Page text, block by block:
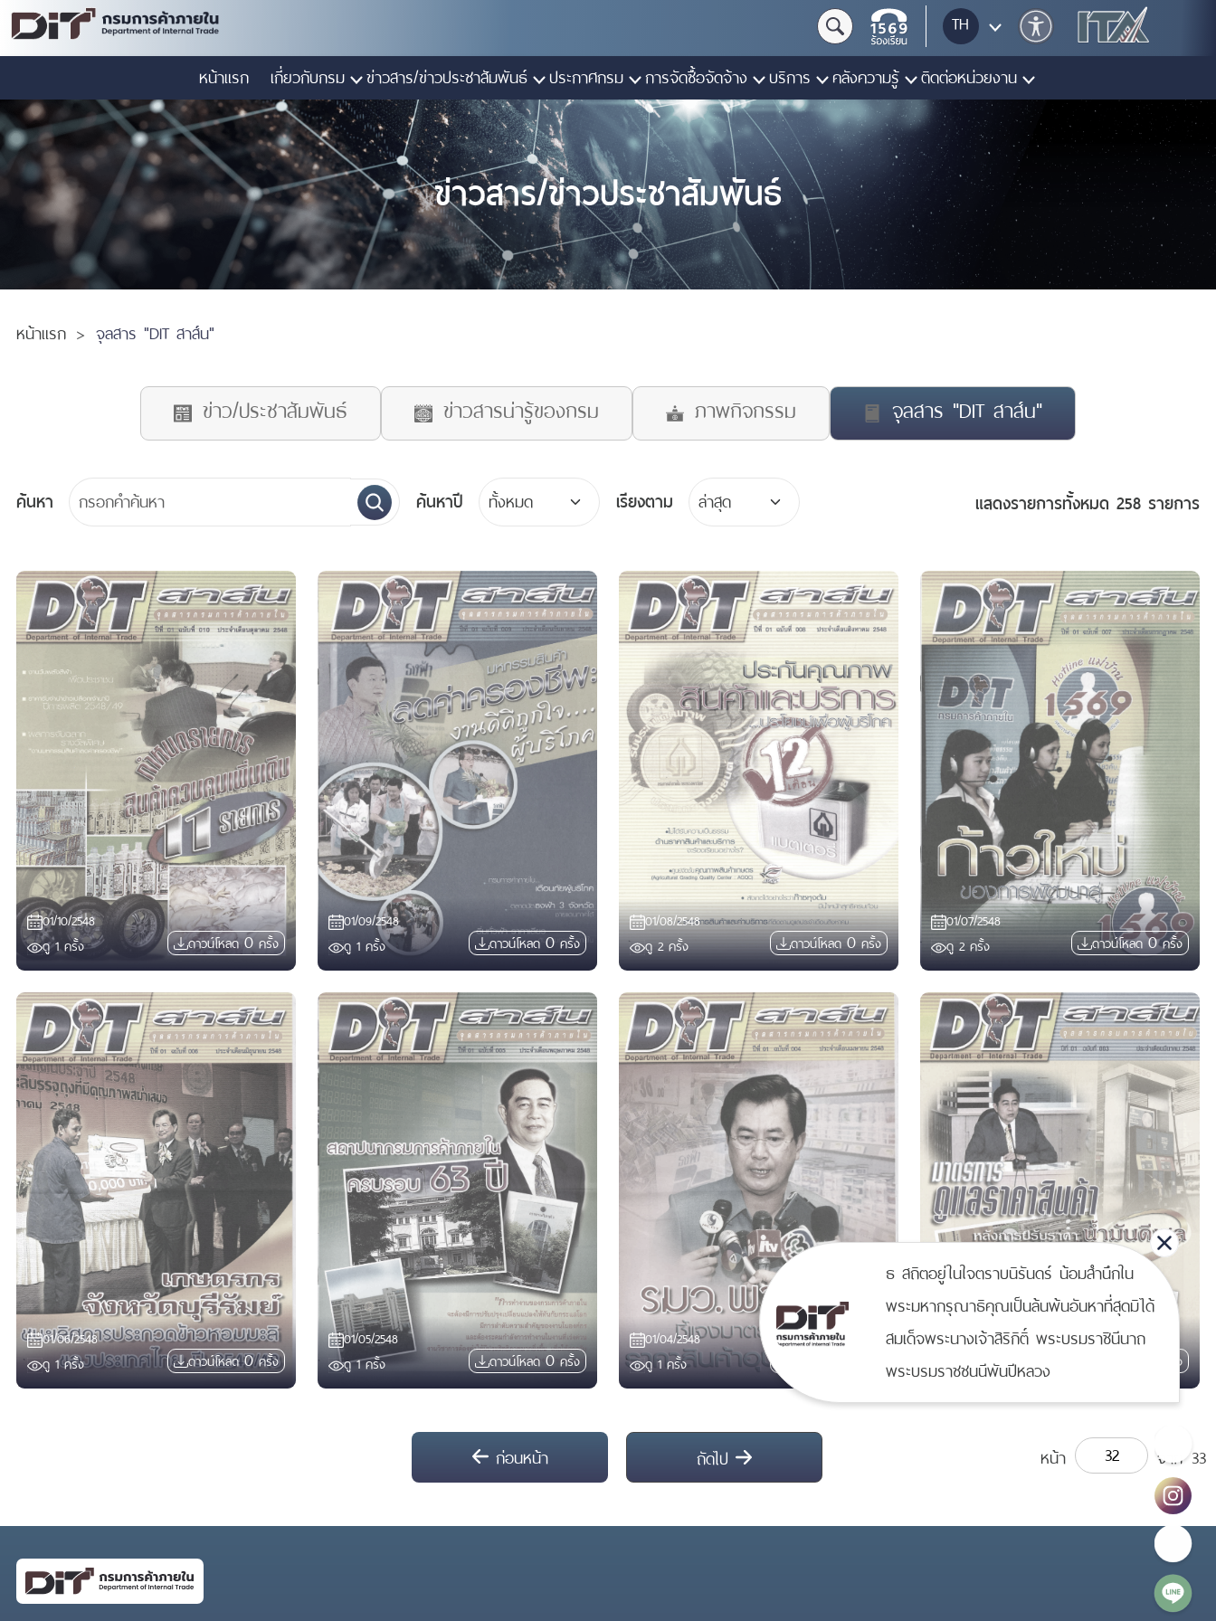
TH
หน้าแรก
เกี่ยวกับกรม ข่าวสาร/ข่าวประชาสัมพันธ์ ประกาศกรม การจัดซื้อจัดจ้าง บริการ คลังความรู้ ติดต่อหน่วยงาน
ข่าวสาร/ข่าวประชาสัมพันธ์
หน้าแรก จุลสาร "DIT สาส์น"
ข่าว/ประชาสัมพันธ์ ข่าวสารน่ารู้ของกรม ภาพกิจกรรม จุลสาร "DIT สาส์น"
ค้นหา ค้นหาปี เรียงตาม แสดงรายการทั้งหมด 258 รายการ
01/10/2548
ดู1ครั้ง ดาวน์โหลด0ครั้ง
01/09/2548
ดู 1 ครั้ง ดาวน์โหลด0ครั้ง
01/08/2548
ดู2ครั้ง ดาวน์โหลด0ครั้ง
01/07/2548
ดู2ครั้ง ดาวน์โหลด0ครั้ง
01/06/2548
ดู1ครั้ง ดาวน์โหลด0ครั้ง
01/05/2548
ดู1ครั้ง ดาวน์โหลด0ครั้ง
01/04/2548
ดู1ครั้ง
01/03/2548
ดู2ครั้ง ครั้ง
ก่อนหน้า ถัดไป หน้า จาก 33
ธ สถิตอยู่ในใจตราบนิรันดร์ น้อมสำนึกใน
พระมหากรุณาธิคุณเป็นล้นพ้นอันหาที่สุดมิได้
สมเด็จพระนางเจ้าสิริกิติ์ พระบรมราชินีนาถ
พระบรมราชชนนีพันปีหลวง